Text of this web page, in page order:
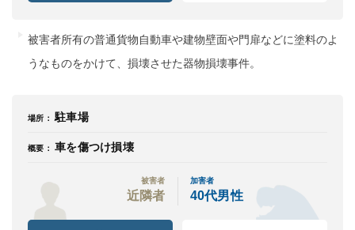
被害者所有の普通貨物自動車や建物壁面や門扉などに塗料のよ
うなものをかけて、損壊させた器物損壊事件。
場所： 駐車場
概要： 車を傷つけ損壊
被害者
近隣者
加害者
40代男性